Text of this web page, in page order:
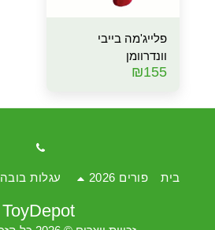
פלייג'מה בייבי
וונדרוומן
₪155
ToyDepot
בית פורים 2026 עגלות בובה